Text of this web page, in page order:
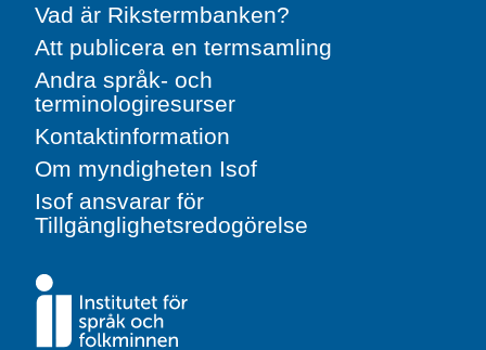
Vad är Rikstermbanken?
Att publicera en termsamling
Andra språk- och
terminologiresurser
Kontaktinformation
Om myndigheten Isof
Isof ansvarar för
Tillgänglighetsredogörelse